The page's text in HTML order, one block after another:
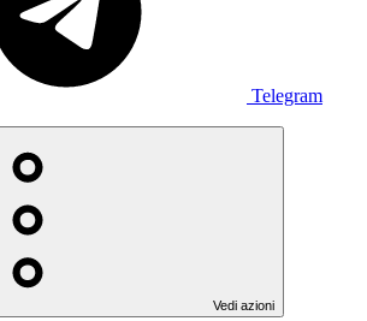
Telegram
Vedi azioni